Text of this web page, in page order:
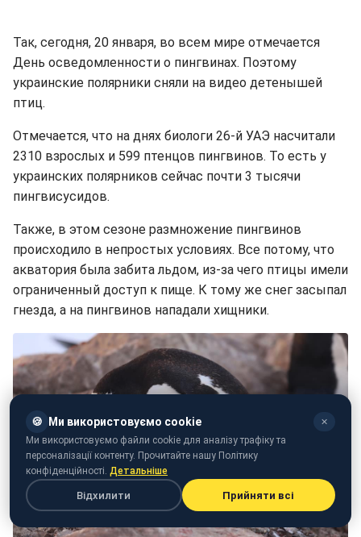
Так, сегодня, 20 января, во всем мире отмечается
День осведомленности о пингвинах. Поэтому
украинские полярники сняли на видео детенышей
птиц.
Отмечается, что на днях биологи 26-й УАЭ насчитали
2310 взрослых и 599 птенцов пингвинов. То есть у
украинских полярников сейчас почти 3 тысячи
пингвисусидов.
Также, в этом сезоне размножение пингвинов
происходило в непростых условиях. Все потому, что
акватория была забита льдом, из-за чего птицы имели
ограниченный доступ к пище. К тому же снег засыпал
гнезда, а на пингвинов нападали хищники.
🍪 Ми використовуємо cookie ✕
Ми використовуємо файли cookie для аналізу трафіку та
персоналізації контенту. Прочитайте нашу Політику
конфіденційності. Детальніше
Відхилити Прийняти всі